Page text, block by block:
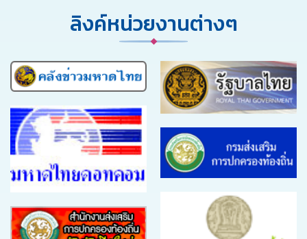
ลิงค์หน่วยงานต่างๆ